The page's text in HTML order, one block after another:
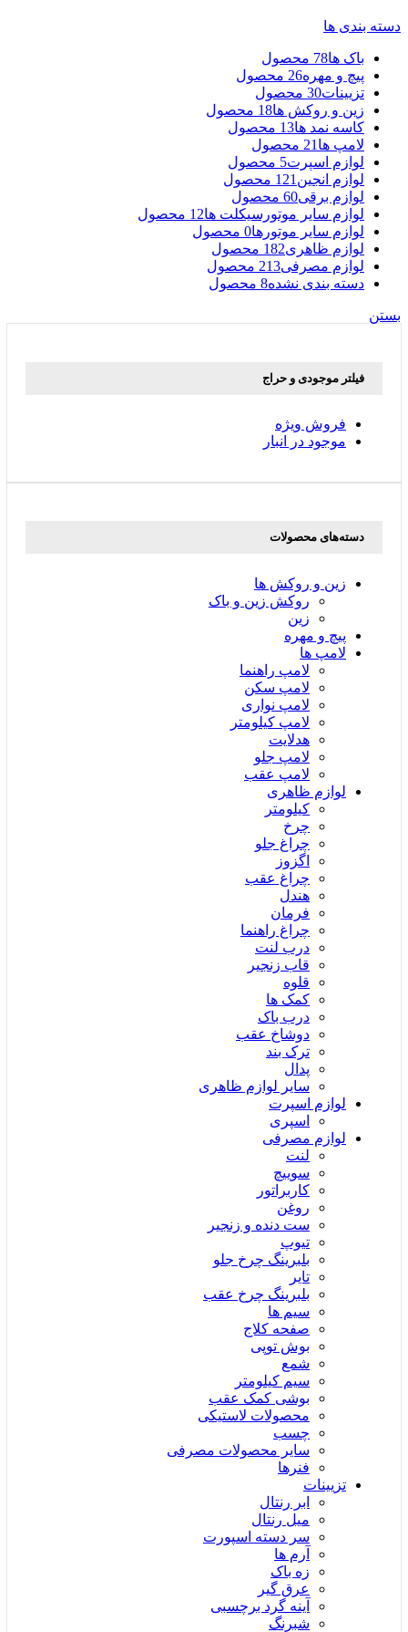
دسته بندی ها
باک ها78 محصول
پیچ و مهره26 محصول
تزیینات30 محصول
زین و روکش ها18 محصول
کاسه نمد ها13 محصول
لامپ ها 21 محصول
لوازم اسپرت5 محصول
لوازم انجین 121 محصول
لوازم برقی60 محصول
لوازم سایر موتورسیکلت ها12 محصول
لوازم سایر موتورها0 محصول
لوازم ظاهری182 محصول
لوازم مصرفی213 محصول
دسته بندی نشده8 محصول
بستن
فیلتر موجودی و حراج
فروش ویژه
موجود در انبار
دسته‌های محصولات
زین و روکش ها
روکش زین و باک
زین
پیچ و مهره
لامپ ها
لامپ راهنما
لامپ سکن
لامپ نواری
لامپ کیلومتر
هدلایت
لامپ جلو
لامپ عقب
لوازم ظاهری
کیلومتر
چرخ
چراغ جلو
اگزوز
چراغ عقب
هندل
فرمان
چراغ راهنما
درب لنت
قاب زنجیر
قلوه
کمک ها
درب باک
دوشاخ عقب
ترک بند
پدال
سایر لوازم ظاهری
لوازم اسپرت
اسپری
لوازم مصرفی
لنت
سوییچ
کاربراتور
روغن
ست دنده و زنجیر
تیوپ
بلبرینگ چرخ جلو
تایر
بلبرینگ چرخ عقب
سیم ها
صفحه کلاج
بوش توپی
شمع
سیم کیلومتر
بوشی کمک عقب
محصولات لاستیکی
چسب
سایر محصولات مصرفی
فنرها
تزیینات
ابر رنتال
میل رنتال
سر دسته اسپورت
آرم ها
زه باک
عرق گیر
آینه گرد برچسبی
شبرنگ